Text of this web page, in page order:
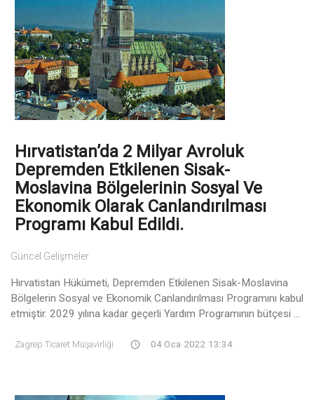
Hırvatistan’da 2 Milyar Avroluk
Depremden Etkilenen Sisak-
Moslavina Bölgelerinin Sosyal Ve
Ekonomik Olarak Canlandırılması
Programı Kabul Edildi.
Güncel Gelişmeler
Hırvatistan Hükümeti, Depremden Etkilenen Sisak-Moslavina
Bölgelerin Sosyal ve Ekonomik Canlandırılması Programını kabul
etmiştir. 2029 yılına kadar geçerli Yardım Programının bütçesi ...
Zagrep Ticaret Müşavirliği 04 Oca 2022 13:34